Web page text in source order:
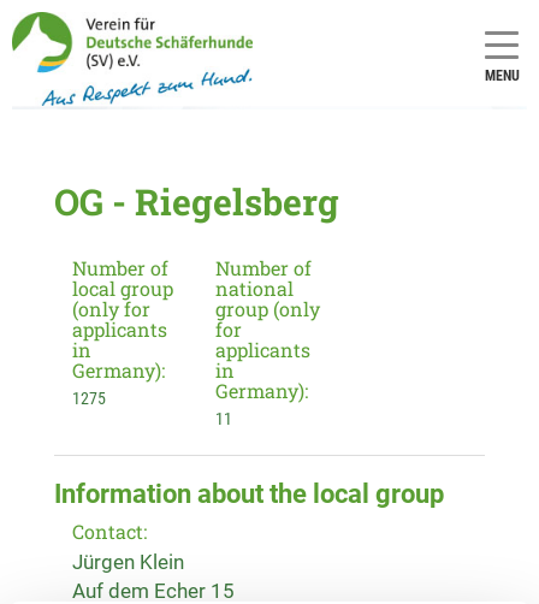
MENU
OG - Riegelsberg
Number of
local group
(only for
applicants
in
Germany):
1275
Number of
national
group (only
for
applicants
in
Germany):
11
Information about the local group
Contact:
Jürgen Klein
Auf dem Echer 15